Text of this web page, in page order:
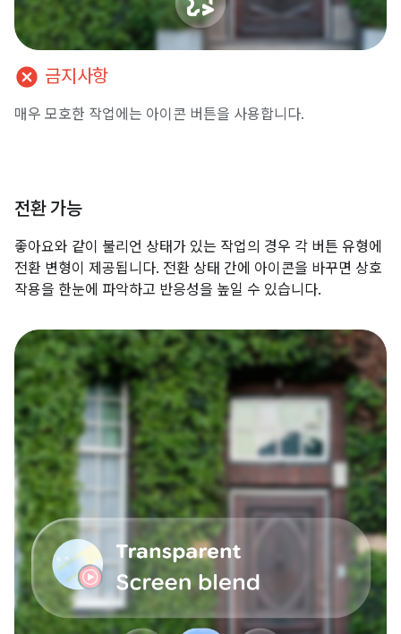
cancel 금지사항
매우 모호한 작업에는 아이콘 버튼을 사용합니다.
전환 가능
좋아요와 같이 불리언 상태가 있는 작업의 경우 각 버튼 유형에
전환 변형이 제공됩니다. 전환 상태 간에 아이콘을 바꾸면 상호
작용을 한눈에 파악하고 반응성을 높일 수 있습니다.